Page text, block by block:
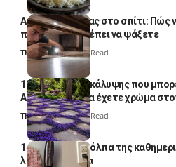
Αυγά κατσαρίδας στο σπίτι: Πώς
ποια σημεία πρέπει να ψάξετε
Thali Ombre4 Min Read
12 φυτά εδαφοκάλυψης που
Αύγουστο για να έχετε χρώμα
Thali Ombre7 Min Read
14 πανέξυπνα κόλπα της
λύσουν τα χέρια